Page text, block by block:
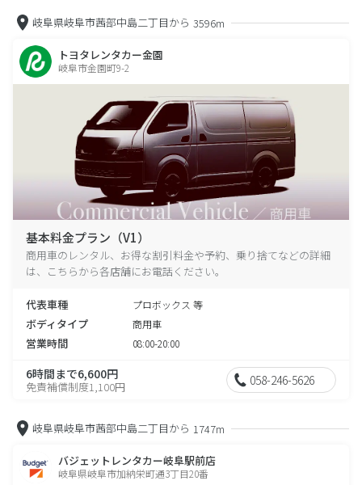
岐阜県岐阜市茜部中島二丁目から 3596m
トヨタレンタカー金園
岐阜市金園町9-2
基本料金プラン（V1）
商用車のレンタル、お得な割引料金や予約、乗り捨てなどの詳細
は、こちらから各店舗にお電話ください。
代表車種 プロボックス 等
ボディタイプ 商用車
営業時間 08:00-20:00
6時間まで6,600円
免責補償制度1,100円 058-246-5626
岐阜県岐阜市茜部中島二丁目から 1747m
バジェットレンタカー岐阜駅前店
岐阜県岐阜市加納栄町通3丁目20番